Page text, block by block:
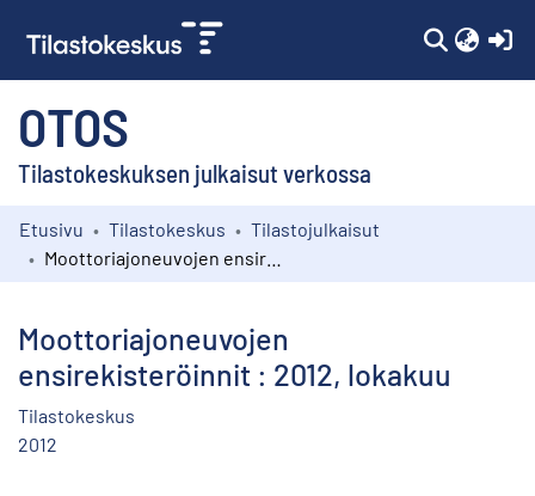
OTOS
Tilastokeskuksen julkaisut verkossa
Kokoelmat
Etusivu Tilastokeskus
Tilastojulkaisut
Moottoriajoneuvojen
ensirekisteröinnit : 2012, lokakuu
Tilastokeskus
2012